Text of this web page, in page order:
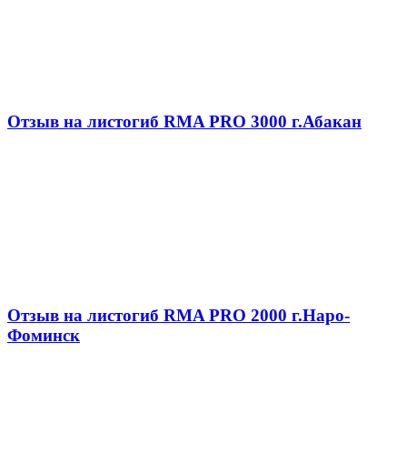
Отзыв на листогиб RMA PRO 3000 г.Абакан
Отзыв на листогиб RMA PRO 2000 г.Наро-
Фоминск